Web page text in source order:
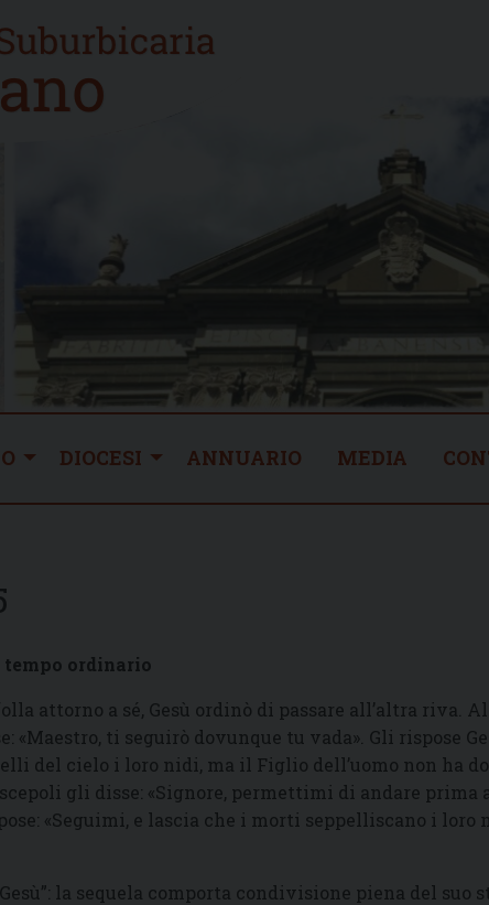
DIOCESI ANNUARIO MEDIA
ordinario
attorno a sé, Gesù ordinò di passare all’altra riva.
«Maestro, ti seguirò dovunque tu vada». Gli rispose
del cielo i loro nidi, ma il Figlio dell’uomo non ha
gli disse: «Signore, permettimi di andare prima
«Seguimi, e lascia che i morti seppelliscano i loro
la sequela comporta condivisione piena del suo